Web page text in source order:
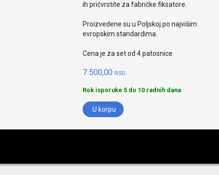
ih pričvrstite za fabričke fiksatore.
Proizvedene su u Poljskoj po najvišim
evropskim standardima.
Cena je za set od 4 patosnice
7.500,00 RSD.
Rok isporuke 5 do 10 radnih dana
U korpu